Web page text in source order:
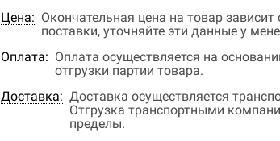
Цена: Окончательная цена на товар
поставки, уточняйте эти данные у
Оплата: Оплата осуществляется на
отгрузки партии товара.
Доставка: Доставка осуществляется
Отгрузка транспортными
пределы.